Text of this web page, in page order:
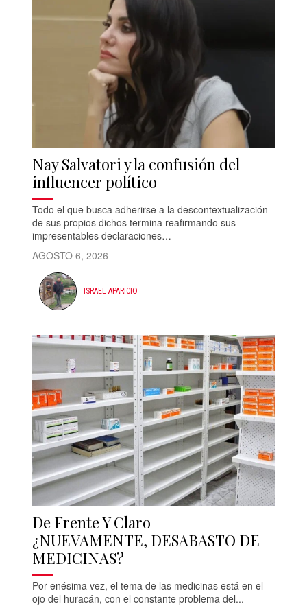
Nay Salvatori y la confusión del
influencer político
Todo el que busca adherirse a la descontextualización
de sus propios dichos termina reafirmando sus
impresentables declaraciones…
AGOSTO 6, 2026
ISRAEL APARICIO
De Frente Y Claro |
¿NUEVAMENTE, DESABASTO DE
MEDICINAS?
Por enésima vez, el tema de las medicinas está en el
ojo del huracán, con el constante problema del...